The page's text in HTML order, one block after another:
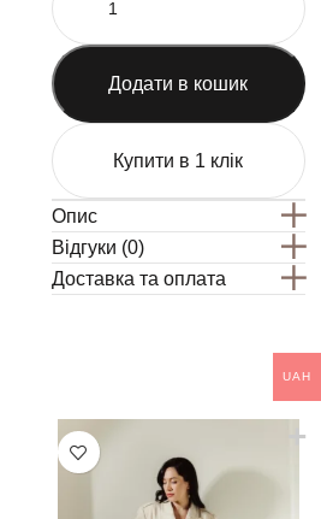
Додати в кошик
Купити в 1 клік
Опис
Відгуки (0)
Доставка та оплата
UAH